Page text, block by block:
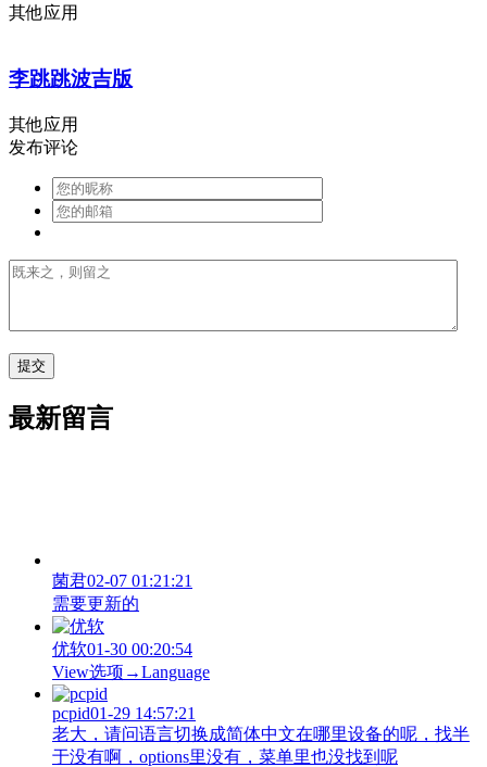
其他应用
李跳跳波吉版
其他应用
发布评论
最新留言
菌君02-07 01:21:21
需要更新的
优软01-30 00:20:54
View‌选项→Language
pcpid01-29 14:57:21
老大，请问语言切换成简体中文在哪里设备的呢，找半
于没有啊，options里没有，菜单里也没找到呢